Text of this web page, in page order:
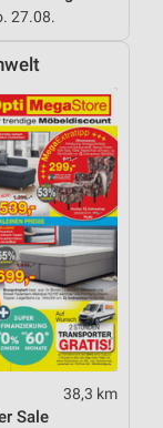
27.08.
38,3 km
Sale
von